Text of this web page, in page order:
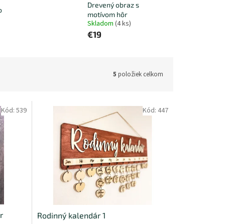
Drevený obraz s
motívom hôr
Skladom (4 ks)
€19
5 položiek celkom
Kód: 539
Rodinný kalendár 1
Kód: 447